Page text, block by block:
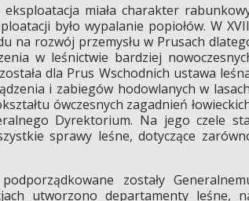
miała charakter
było wypalanie popiołów. W
na rozwój przemysłu w Prusach
w leśnictwie bardziej
dla Prus Wschodnich ustawa
i zabiegów hodowlanych w
ówczesnych zagadnień
Dyrektorium. Na jego czele
sprawy leśne, dotyczące
zostały
utworzono departamenty leśne,